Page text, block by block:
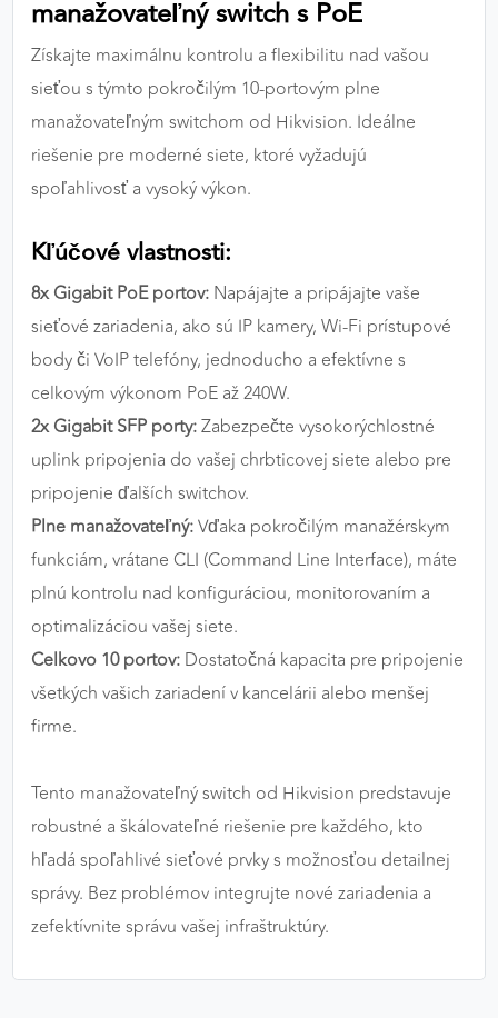
manažovateľný switch s PoE
Získajte maximálnu kontrolu a flexibilitu nad vašou
sieťou s týmto pokročilým 10-portovým plne
manažovateľným switchom od Hikvision. Ideálne
riešenie pre moderné siete, ktoré vyžadujú
spoľahlivosť a vysoký výkon.
Kľúčové vlastnosti:
8x Gigabit PoE portov: Napájajte a pripájajte vaše
sieťové zariadenia, ako sú IP kamery, Wi-Fi prístupové
body či VoIP telefóny, jednoducho a efektívne s
celkovým výkonom PoE až 240W.
2x Gigabit SFP porty:Zabezpečte vysokorýchlostné
uplink pripojenia do vašej chrbticovej siete alebo pre
pripojenie ďalších switchov.
Plne manažovateľný:Vďaka pokročilým manažérskym
funkciám, vrátane CLI (Command Line Interface), máte
plnú kontrolu nad konfiguráciou, monitorovaním a
optimalizáciou vašej siete.
Celkovo 10 portov: Dostatočná kapacita pre pripojenie
všetkých vašich zariadení v kancelárii alebo menšej
firme.
Tento manažovateľný switch od Hikvision predstavuje
robustné a škálovateľné riešenie pre každého, kto
hľadá spoľahlivé sieťové prvky s možnosťou detailnej
správy. Bez problémov integrujte nové zariadenia a
zefektívnite správu vašej infraštruktúry.
výkon a funkčnosť našich stránok.
Poskytovateľ: Google
Marketingové cookies sa používajú na sledovanie
správania používateľov naprieč webovými
stránkami. Umožňujú nám a našim partnerom
zobrazovať cielenú a relevantnú reklamu, a to na
našom webe aj v reklamných sieťach tretích strán.
Google Ads